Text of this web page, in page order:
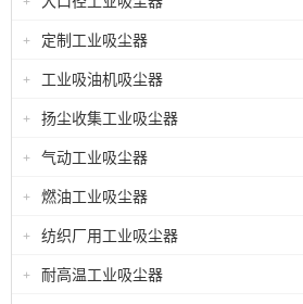
+ 定制工业吸尘器
+ 工业吸油机吸尘器
+ 扬尘收集工业吸尘器
+ 气动工业吸尘器
+ 燃油工业吸尘器
+ 纺织厂用工业吸尘器
+ 耐高温工业吸尘器